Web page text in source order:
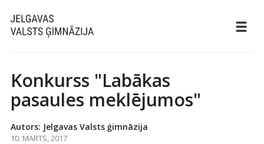
Konkurss "Labākas
pasaules meklējumos"
Autors: Jelgavas Valsts ģimnāzija
10. MARTS, 2017